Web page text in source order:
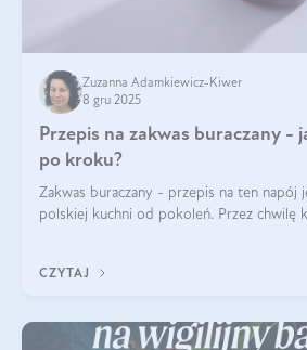
Zuzanna Adamkiewicz-Kiwer
8 gru 2025
Przepis na zakwas buraczany -
po kroku?
Zakwas buraczany - przepis na ten napój
polskiej kuchni od pokoleń. Przez chwilę
CZYTAJ